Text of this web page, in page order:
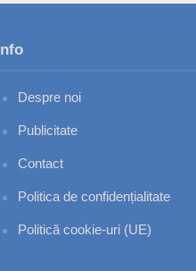
Despre noi
Publicitate
Contact
Politica de confidențialitate
Politică cookie-uri (UE)